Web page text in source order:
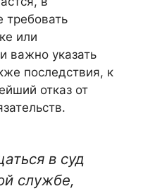
или
важно указать
последствия, к
отказ от
в суд
службе,